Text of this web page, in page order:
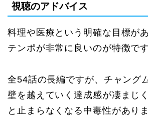
視聴のアドバイス
料理や医療という明確な目標が
テンポが非常に良いのが特徴です
全54話の長編ですが、チャング
壁を越えていく達成感が凄まじ
と止まらなくなる中毒性がありま